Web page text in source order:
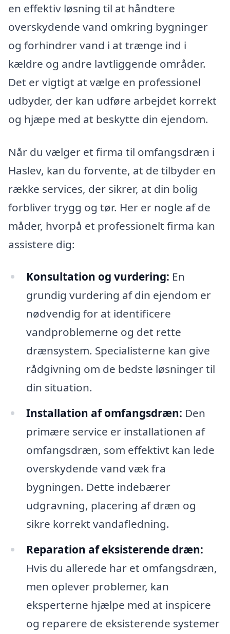
en effektiv løsning til at håndtere
overskydende vand omkring bygninger
og forhindrer vand i at trænge ind i
kældre og andre lavtliggende områder.
Det er vigtigt at vælge en professionel
udbyder, der kan udføre arbejdet korrekt
og hjæpe med at beskytte din ejendom.
Når du vælger et firma til omfangsdræn i
Haslev, kan du forvente, at de tilbyder en
række services, der sikrer, at din bolig
forbliver trygg og tør. Her er nogle af de
måder, hvorpå et professionelt firma kan
assistere dig:
Konsultation og vurdering: En
grundig vurdering af din ejendom er
nødvendig for at identificere
vandproblemerne og det rette
drænsystem. Specialisterne kan give
rådgivning om de bedste løsninger til
din situation.
Installation af omfangsdræn: Den
primære service er installationen af
omfangsdræn, som effektivt kan lede
overskydende vand væk fra
bygningen. Dette indebærer
udgravning, placering af dræn og
sikre korrekt vandafledning.
Reparation af eksisterende dræn:
Hvis du allerede har et omfangsdræn,
men oplever problemer, kan
eksperterne hjælpe med at inspicere
og reparere de eksisterende systemer